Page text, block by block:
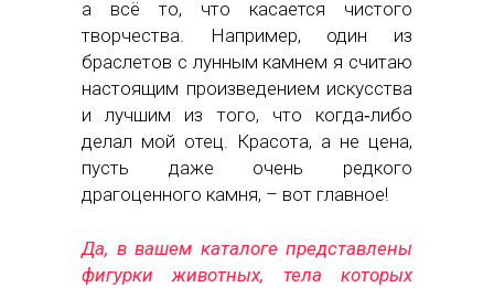
а всё то, что касается чистого
творчества. Например, один из
браслетов с лунным камнем я считаю
настоящим произведением искусства
и лучшим из того, что когда‑либо
делал мой отец. Красота, а не цена,
пусть даже очень редкого
драгоценного камня, – вот главное!
Да, в вашем каталоге представлены
фигурки животных, тела которых